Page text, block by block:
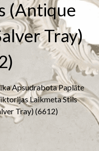
(antique
Tray)
Apsudrabota Paplāte
Laikmeta Stils
Tray) (6612)